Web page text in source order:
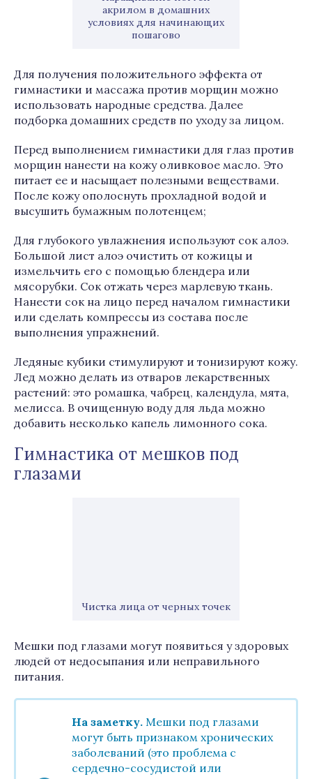
акрилом в домашних
условиях для начинающих
пошагово
Для получения положительного эффекта от
гимнастики и массажа против морщин можно
использовать народные средства. Далее
подборка домашних средств по уходу за лицом.
Перед выполнением гимнастики для глаз против
морщин нанести на кожу оливковое масло. Это
питает ее и насыщает полезными веществами.
После кожу ополоснуть прохладной водой и
высушить бумажным полотенцем;
Для глубокого увлажнения используют сок алоэ.
Большой лист алоэ очистить от кожицы и
измельчить его с помощью блендера или
мясорубки. Сок отжать через марлевую ткань.
Нанести сок на лицо перед началом гимнастики
или сделать компрессы из состава после
выполнения упражнений.
Ледяные кубики стимулируют и тонизируют кожу.
Лед можно делать из отваров лекарственных
растений: это ромашка, чабрец, календула, мята,
мелисса. В очищенную воду для льда можно
добавить несколько капель лимонного сока.
Гимнастика от мешков под
глазами
Чистка лица от черных точек
Мешки под глазами могут появиться у здоровых
людей от недосыпания или неправильного
питания.
На заметку. Мешки под глазами
могут быть признаком хронических
заболеваний (это проблема с
сердечно-сосудистой или